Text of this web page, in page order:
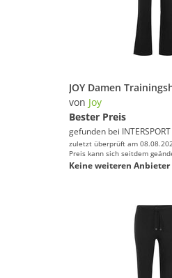
von Joy
Bester Preis
gefunden bei INTERSPORT
zuletzt überprüft am
Preis kann sich seitdem
Keine weiteren Anbieter